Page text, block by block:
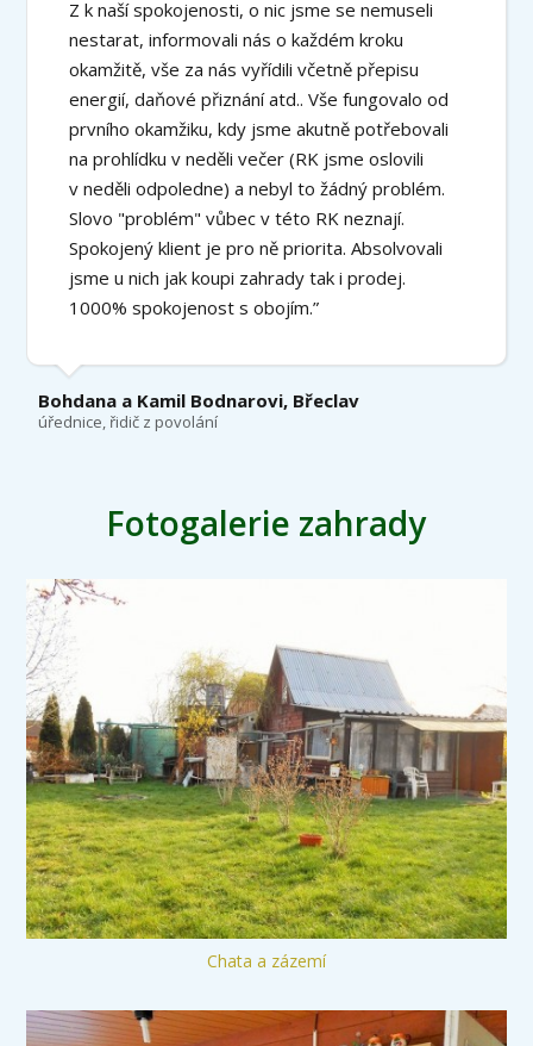
Z k naší spokojenosti, o nic jsme se nemuseli
nestarat, informovali nás o každém kroku
okamžitě, vše za nás vyřídili včetně přepisu
energií, daňové přiznání atd.. Vše fungovalo od
prvního okamžiku, kdy jsme akutně potřebovali
na prohlídku v neděli večer (RK jsme oslovili
v neděli odpoledne) a nebyl to žádný problém.
Slovo "problém" vůbec v této RK neznají.
Spokojený klient je pro ně priorita. Absolvovali
jsme u nich jak koupi zahrady tak i prodej.
1000% spokojenost s obojím.”
Bohdana a Kamil Bodnarovi, Břeclav
úřednice, řidič z povolání
Fotogalerie zahrady
Chata a zázemí